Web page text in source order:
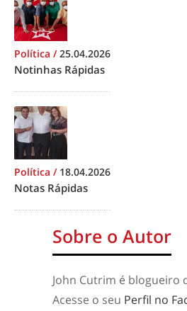
Política /25.04.2026
Notinhas Rápidas
Política / 18.04.2026
Notas Rápidas
Sobre o Autor
John Cutrim é blogueiro
Acesse o seu Perfil no